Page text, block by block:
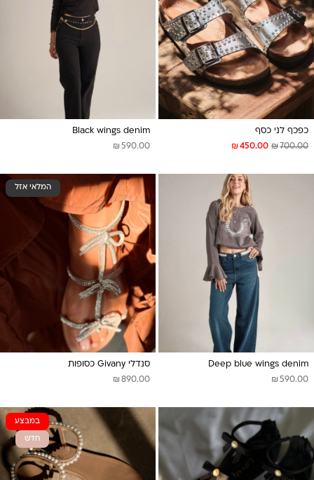
כפכף לני כסף
₪450.00 ₪700.00
Black wings denim
₪ 590.00
Deep blue wings denim
₪ 590.00
המלאי אזל
סנדלי Givany כסופות
₪ 890.00
במבצע
חדש